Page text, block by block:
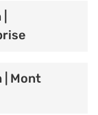
| Mont